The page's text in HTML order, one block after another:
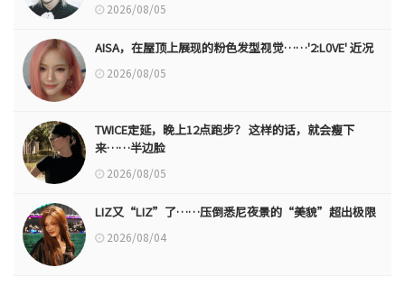
2026/08/05
AISA，在屋顶上展现的粉色发型视觉……'2:L0VE' 近况
2026/08/05
TWICE定延，晚上12点跑步？ 这样的话，就会瘦下
来……半边脸
2026/08/05
LIZ又“LIZ”了……压倒悉尼夜景的“美貌”超出极限
2026/08/04